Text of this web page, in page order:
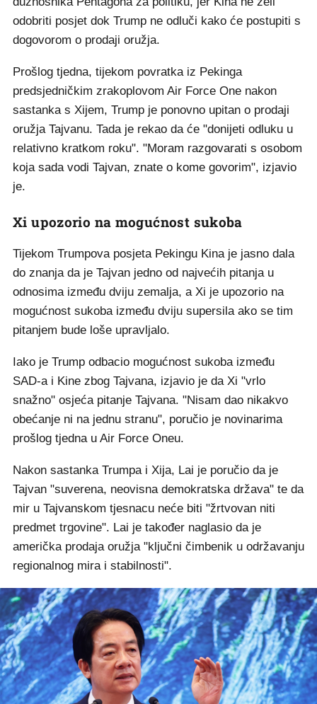
odobriti posjet dok Trump ne odluči kako će postupiti s
dogovorom o prodaji oružja.
Prošlog tjedna, tijekom povratka iz Pekinga
predsjedničkim zrakoplovom Air Force One nakon
sastanka s Xijem, Trump je ponovno upitan o prodaji
oružja Tajvanu. Tada je rekao da će "donijeti odluku u
relativno kratkom roku". "Moram razgovarati s osobom
koja sada vodi Tajvan, znate o kome govorim", izjavio
je.
Xi upozorio na mogućnost sukoba
Tijekom Trumpova posjeta Pekingu Kina je jasno dala
do znanja da je Tajvan jedno od najvećih pitanja u
odnosima između dviju zemalja, a Xi je upozorio na
mogućnost sukoba između dviju supersila ako se tim
pitanjem bude loše upravljalo.
Iako je Trump odbacio mogućnost sukoba između
SAD-a i Kine zbog Tajvana, izjavio je da Xi "vrlo
snažno" osjeća pitanje Tajvana. "Nisam dao nikakvo
obećanje ni na jednu stranu", poručio je novinarima
prošlog tjedna u Air Force Oneu.
Nakon sastanka Trumpa i Xija, Lai je poručio da je
Tajvan "suverena, neovisna demokratska država" te da
mir u Tajvanskom tjesnacu neće biti "žrtvovan niti
predmet trgovine". Lai je također naglasio da je
američka prodaja oružja "ključni čimbenik u održavanju
regionalnog mira i stabilnosti".